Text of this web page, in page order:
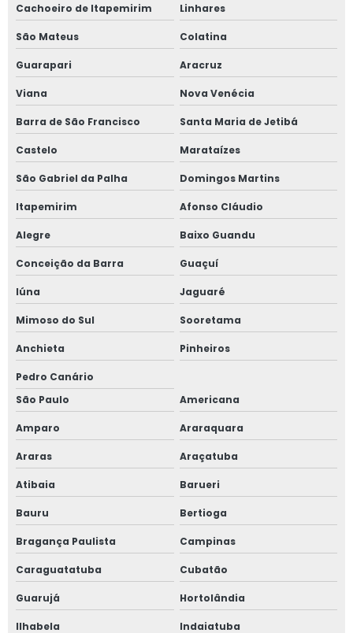
Cachoeiro de Itapemirim Linhares
São Mateus Colatina
Guarapari Aracruz
Viana Nova Venécia
Barra de São Francisco Santa Maria de Jetibá
Castelo Marataízes
São Gabriel da Palha Domingos Martins
Itapemirim Afonso Cláudio
Alegre Baixo Guandu
Conceição da Barra Guaçuí
Iúna Jaguaré
Mimoso do Sul Sooretama
Anchieta Pinheiros
Pedro Canário
São Paulo
Americana
Amparo Araraquara
Araras Araçatuba
Atibaia Barueri
Bauru Bertioga
Bragança Paulista Campinas
Caraguatatuba Cubatão
Guarujá Hortolândia
Ilhabela Indaiatuba